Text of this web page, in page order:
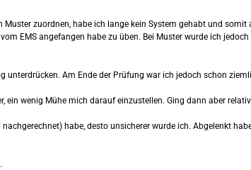
zuordnen, habe ich lange kein System gehabt und
EMS angefangen habe zu üben. Bei Muster wurde ich
Am Ende der Prüfung war ich jedoch schon
wenig Mühe mich darauf einzustellen. Ging dann aber
habe, desto unsicherer wurde ich. Abgelenkt